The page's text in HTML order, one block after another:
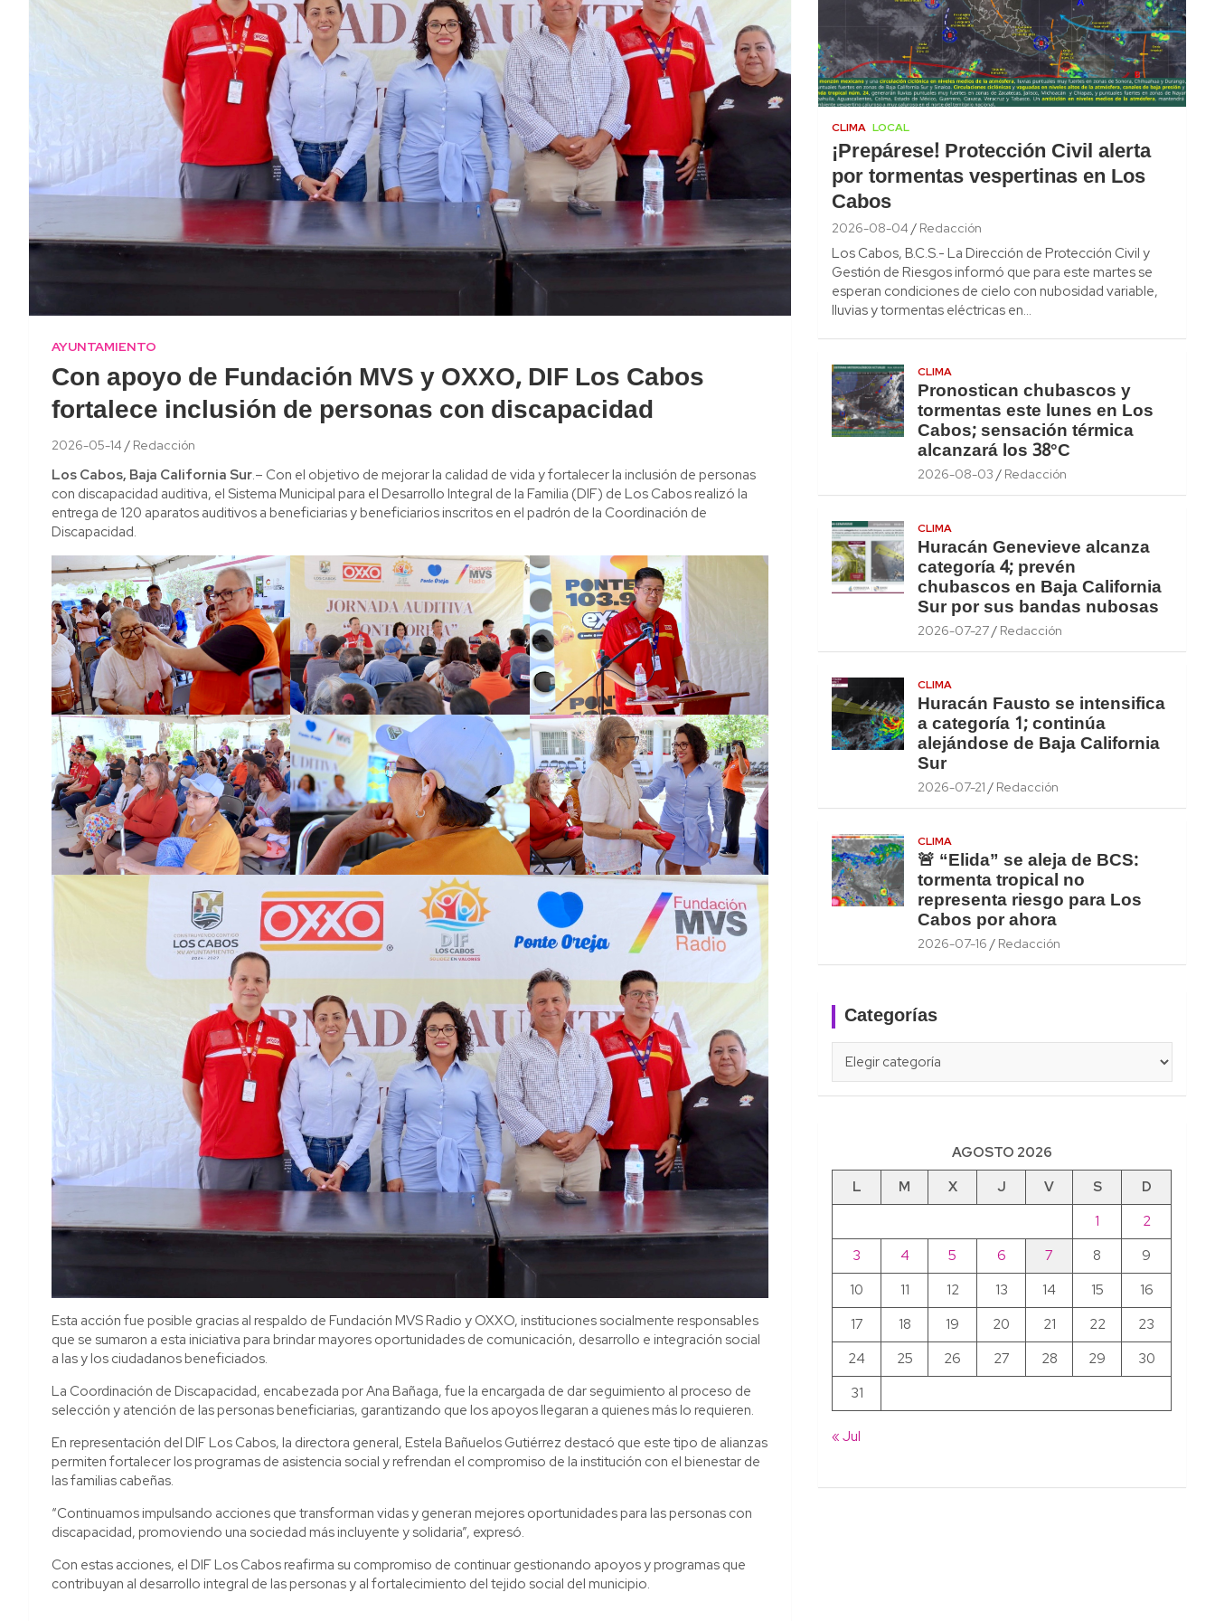
AYUNTAMIENTO
Con apoyo de Fundación MVS y OXXO, DIF Los Cabos
fortalece inclusión de personas con discapacidad
2026-05-14 Redacción
Los Cabos, Baja California Sur.– Con el objetivo de mejorar la calidad de vida y fortalecer la inclusión de personas
con discapacidad auditiva, el Sistema Municipal para el Desarrollo Integral de la Familia (DIF) de Los Cabos realizó la
entrega de 120 aparatos auditivos a beneficiarias y beneficiarios inscritos en el padrón de la Coordinación de
Discapacidad.
Esta acción fue posible gracias al respaldo de Fundación MVS Radio y OXXO, instituciones socialmente responsables
que se sumaron a esta iniciativa para brindar mayores oportunidades de comunicación, desarrollo e integración social
a las y los ciudadanos beneficiados.
La Coordinación de Discapacidad, encabezada por Ana Bañaga, fue la encargada de dar seguimiento al proceso de
selección y atención de las personas beneficiarias, garantizando que los apoyos llegaran a quienes más lo requieren.
En representación del DIF Los Cabos, la directora general, Estela Bañuelos Gutiérrez destacó que este tipo de alianzas
permiten fortalecer los programas de asistencia social y refrendan el compromiso de la institución con el bienestar de
las familias cabeñas.
“Continuamos impulsando acciones que transforman vidas y generan mejores oportunidades para las personas con
discapacidad, promoviendo una sociedad más incluyente y solidaria”, expresó.
Con estas acciones, el DIF Los Cabos reafirma su compromiso de continuar gestionando apoyos y programas que
contribuyan al desarrollo integral de las personas y al fortalecimiento del tejido social del municipio.
CLIMA LOCAL
¡Prepárese! Protección Civil alerta
por tormentas vespertinas en Los
Cabos
2026-08-04 Redacción
Los Cabos, B.C.S.- La Dirección de Protección Civil y
Gestión de Riesgos informó que para este martes se
esperan condiciones de cielo con nubosidad variable,
lluvias y tormentas eléctricas en…
CLIMA
Pronostican chubascos y
tormentas este lunes en Los
Cabos; sensación térmica
alcanzará los 38°C
2026-08-03 Redacción
CLIMA
Huracán Genevieve alcanza
categoría 4; prevén
chubascos en Baja California
Sur por sus bandas nubosas
2026-07-27 Redacción
CLIMA
Huracán Fausto se intensifica
a categoría 1; continúa
alejándose de Baja California
Sur
2026-07-21 Redacción
CLIMA
🚨 “Elida” se aleja de BCS:
tormenta tropical no
representa riesgo para Los
Cabos por ahora
2026-07-16 Redacción
Categorías
AGOSTO 2026
L
M X J V S
D
1
2
3
4 5 6 7 8
9
10
11 12 13 14 15
16
17
18 19 20 21 22
23
24
25 26 27 28 29
30
31
« Jul